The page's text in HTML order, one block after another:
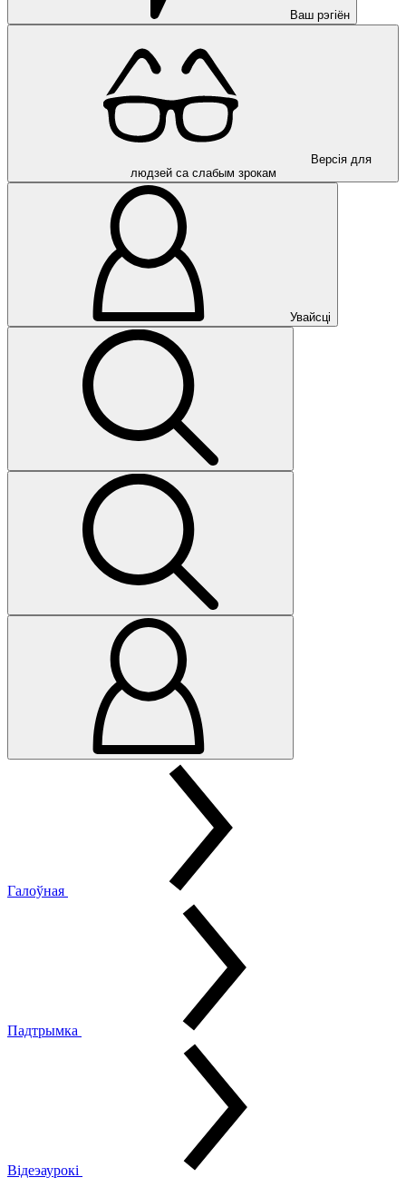
Ваш рэгіён
Версія для
людзей са слабым зрокам
Увайсці
Галоўная
Падтрымка
Відеэаурокі